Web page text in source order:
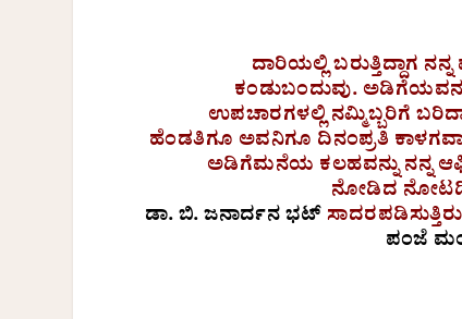
ದಾರಿಯಲ್ಲಿ ಬರುತ್ತಿದ್ದಾಗ
ಕಂಡುಬಂದುವು.
ಉಪಚಾರಗಳಲ್ಲಿ ನಮ್ಮಿಬ್ಬರಿಗೆ
ಹೆಂಡತಿಗೂ ಅವನಿಗೂ ದಿನಂಪ್ರತಿ
ಅಡಿಗೆಮನೆಯ ಕಲಹವನ್ನು ನನ್ನ
ನೋಡಿದ
ಡಾ.ಬಿ.ಜನಾರ್ದನಭಟ್
ಪಂಜೆ